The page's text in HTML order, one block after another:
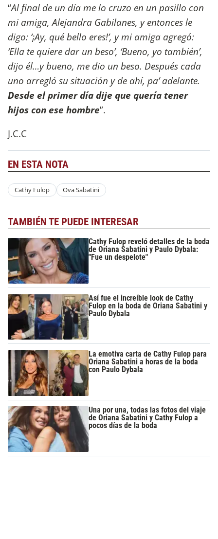
“Al final de un día me lo cruzo en un pasillo con
mi amiga, Alejandra Gabilanes, y entonces le
digo: ‘¡Ay, qué bello eres!’, y mi amiga agregó:
‘Ella te quiere dar un beso’, ‘Bueno, yo también’,
dijo él…y bueno, me dio un beso. Después cada
uno arregló su situación y de ahí, pa’ adelante.
Desde el primer día dije que quería tener
hijos con ese hombre”.
J.C.C
EN ESTA NOTA
Cathy Fulop Ova Sabatini
TAMBIÉN TE PUEDE INTERESAR
Cathy Fulop reveló detalles de la boda
de Oriana Sabatini y Paulo Dybala:
"Fue un despelote"
Así fue el increíble look de Cathy
Fulop en la boda de Oriana Sabatini y
Paulo Dybala
La emotiva carta de Cathy Fulop para
Oriana Sabatini a horas de la boda
con Paulo Dybala
Una por una, todas las fotos del viaje
de Oriana Sabatini y Cathy Fulop a
pocos días de la boda